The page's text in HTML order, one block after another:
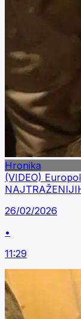
Hronika
(VIDEO)
26/02/2026
•
11:29